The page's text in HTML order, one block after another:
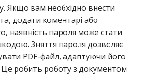
Якщо вам необхідно внести
додати коментарі або
наявність пароля може стати
Зняття пароля дозволяє
PDF-файл, адаптуючи його
робить роботу з документом